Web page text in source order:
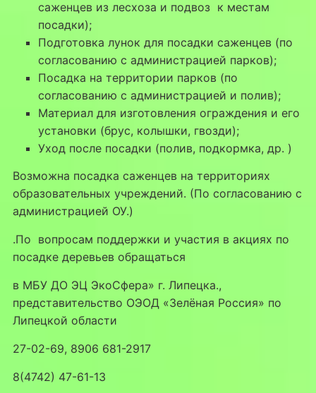
саженцев из лесхоза и подвоз к местам
посадки);
Подготовка лунок для посадки саженцев (по
согласованию с администрацией парков);
Посадка на территории парков (по
согласованию с администрацией и полив);
Материал для изготовления ограждения и его
установки (брус, колышки, гвозди);
Уход после посадки (полив, подкормка, др. )
Возможна посадка саженцев на территориях
образовательных учреждений. (По согласованию с
администрацией ОУ.)
.По вопросам поддержки и участия в акциях по
посадке деревьев обращаться
в МБУ ДО ЭЦ ЭкоСфера» г. Липецка.,
представительство ОЭОД «Зелёная Россия» по
Липецкой области
27-02-69, 8906 681-2917
8(4742) 47-61-13